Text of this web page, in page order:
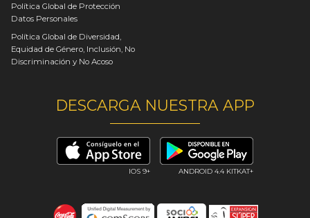
Política Global de Protección
Datos Personales
Política Global de Diversidad,
Equidad de Género, Inclusión, No
Discriminación y No Acoso
DESCARGA NUESTRA APP